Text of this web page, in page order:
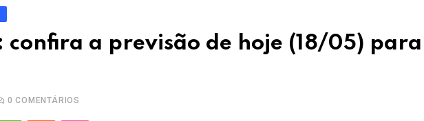
confira a previsão de hoje (18/05) para
0 COMENTÁRIOS